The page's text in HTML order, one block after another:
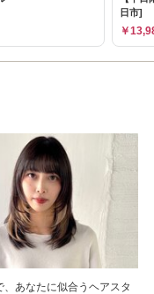
日市]
￥
、あなたに似合うヘアスタ